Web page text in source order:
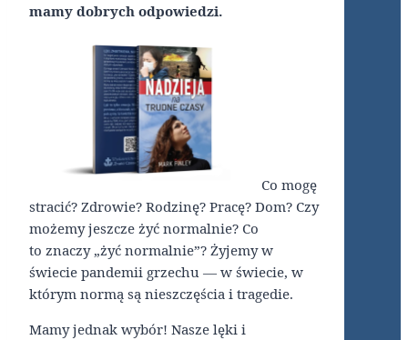
mamy dobrych odpowiedzi.
Co mogę
stracić? Zdrowie? Rodzinę? Pracę? Dom? Czy
możemy jeszcze żyć normalnie? Co
to znaczy „żyć normalnie”? Żyjemy w
świecie pandemii grzechu — w świecie, w
którym normą są nieszczęścia i tragedie.
Mamy jednak wybór! Nasze lęki i